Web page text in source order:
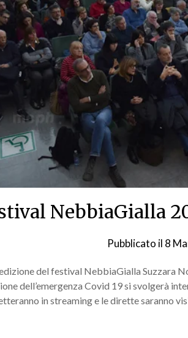
NebbiaGialla
Pubblicato il 8
del festival NebbiaGialla Suzzara
dell’emergenza Covid 19 si svolgerà
in streaming e le dirette saranno